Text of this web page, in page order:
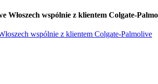
Włoszech wspólnie z klientem Colgate-
wspólnie z klientem Colgate-Palmolive